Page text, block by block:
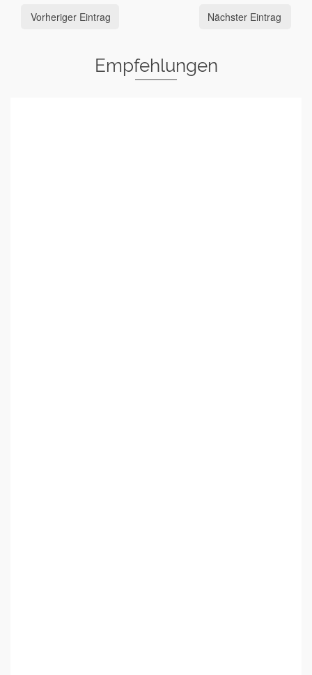
Vorheriger Eintrag Nächster Eintrag
Empfehlungen